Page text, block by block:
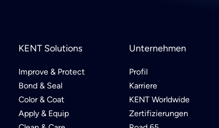
KENT Solutions
Improve & Protect
Bond & Seal
Color & Coat
Apply & Equip
Unternehmen
Profil
Karriere
KENT Worldwide
Zertifizierungen